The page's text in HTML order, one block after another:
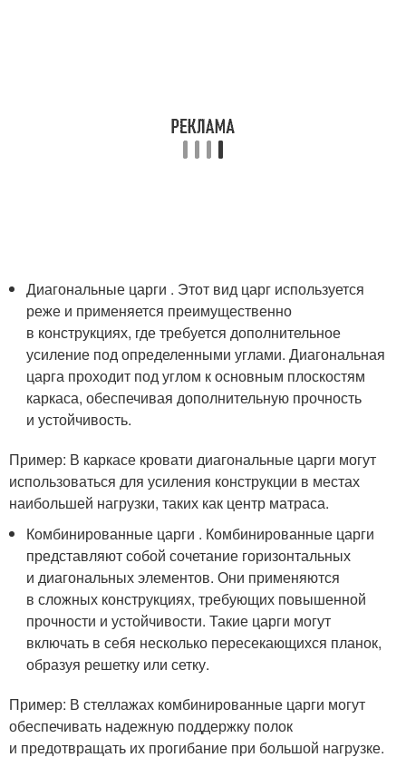
Диагональные царги . Этот вид царг используется
реже и применяется преимущественно
в конструкциях, где требуется дополнительное
усиление под определенными углами. Диагональная
царга проходит под углом к основным плоскостям
каркаса, обеспечивая дополнительную прочность
и устойчивость.
Пример: В каркасе кровати диагональные царги могут
использоваться для усиления конструкции в местах
наибольшей нагрузки, таких как центр матраса.
Комбинированные царги . Комбинированные царги
представляют собой сочетание горизонтальных
и диагональных элементов. Они применяются
в сложных конструкциях, требующих повышенной
прочности и устойчивости. Такие царги могут
включать в себя несколько пересекающихся планок,
образуя решетку или сетку.
Пример: В стеллажах комбинированные царги могут
обеспечивать надежную поддержку полок
и предотвращать их прогибание при большой нагрузке.